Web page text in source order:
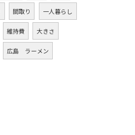
間取り 一人暮らし
維持費 大きさ
広島 ラーメン